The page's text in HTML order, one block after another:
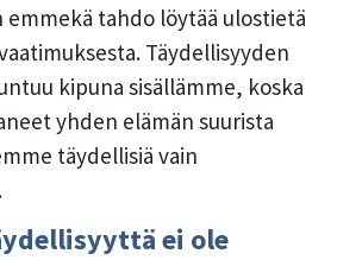
emmekä tahdo löytää ulostietä
Täydellisyyden
kipuna sisällämme, koska
yhden elämän suurista
täydellisiä vain
ei ole